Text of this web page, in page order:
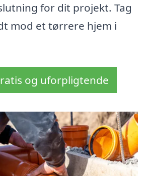
for dit projekt. Tag
mod et tørrere hjem i
og uforpligtende